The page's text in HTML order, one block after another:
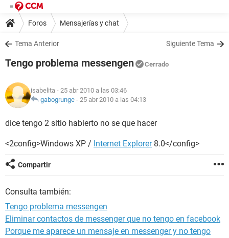
Foros Mensajerías y chat
Tema Anterior Siguiente Tema
Tengo problema messengen Cerrado
isabelita - 25 abr 2010 a las 03:46
gabogrunge - 25 abr 2010 a las 04:13
dice tengo 2 sitio habierto no se que hacer
<2config>Windows XP / Internet Explorer8.0</config>
Compartir
Consulta también:
Tengo problema messengen
Eliminar contactos de messenger que no tengo en facebook
Porque me aparece un mensaje en messenger y no tengo